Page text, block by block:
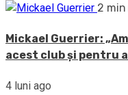
2
Mickael Guerrier:
acest club și pentru
4 luni ago